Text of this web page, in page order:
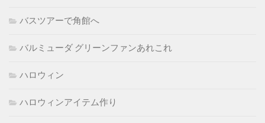
バスツアーで角館へ
バルミューダ グリーンファンあれこれ
ハロウィン
ハロウィンアイテム作り